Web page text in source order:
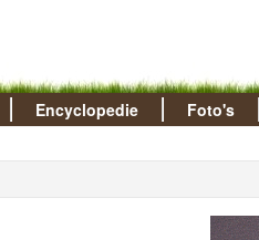
Encyclopedie Foto's